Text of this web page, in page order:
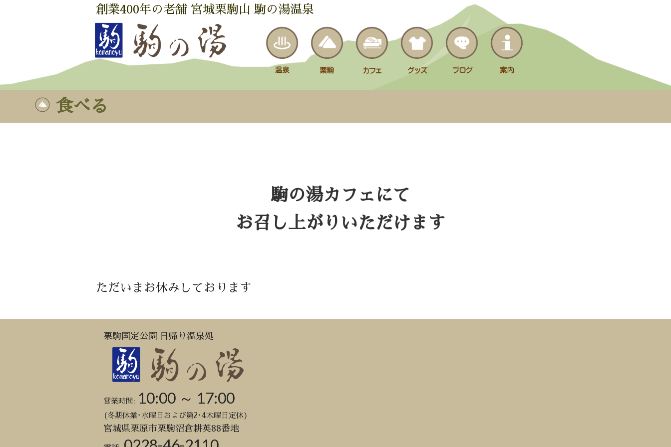
創業400年の老舗 宮城栗駒山 駒の湯温泉
食べる
駒の湯カフェにて
お召し上がりいただけます
ただいまお休みしております
栗駒国定公園 日帰り温泉処
営業時間: 10:00 ～ 17:00
(冬期休業･水曜日および第2･4木曜日定休)
宮城県栗原市栗駒沼倉耕英88番地